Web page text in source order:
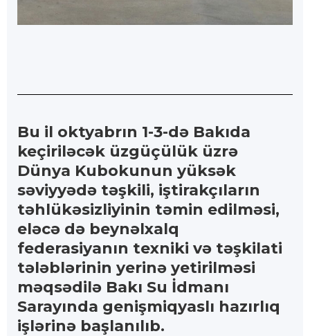
Bu il oktyabrın 1-3-də Bakıda
keçiriləcək üzgüçülük üzrə
Dünya Kubokunun yüksək
səviyyədə təşkili, iştirakçıların
təhlükəsizliyinin təmin edilməsi,
eləcə də beynəlxalq
federasiyanın texniki və təşkilati
tələblərinin yerinə yetirilməsi
məqsədilə Bakı Su İdmanı
Sarayında genişmiqyaslı hazırlıq
işlərinə başlanılıb.